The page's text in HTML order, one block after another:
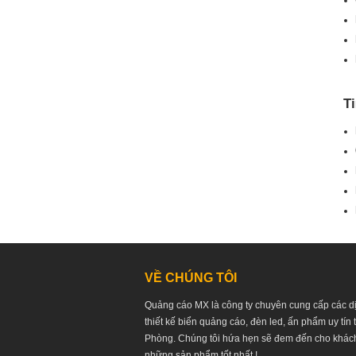
VỀ CHÚNG TÔI
Quảng cáo MX là công ty chuyên cung cấp các
thiết kế biển quảng cáo, đèn led, ấn phẩm uy tín
Phòng. Chúng tôi hứa hẹn sẽ đem đến cho